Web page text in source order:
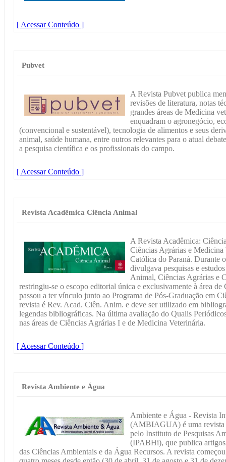
[ Acessar Conteúdo ]
Pubvet
A Revista Pubvet publica
revisões de literatura, notas
grandes áreas de Medicina
enquadram o agronegócio,
(convencional e sustentável), tecnologia de alimentos e seus
animal, saúde humana, entre outros relevantes para o atual
a pesquisa científica e os profissionais do campo.
[ Acessar Conteúdo ]
Revista Acadêmica Ciência Animal
A Revista Acadêmica:
Ciências Agrárias e
Católica do Paraná. Durante
divulgava pesquisas e
Animal, Ciências Agrárias e
restringiu-se o escopo editorial única e exclusivamente à área
passou a ter vínculo junto ao Programa de Pós-Graduação em
revista é Rev. Acad. Ciên. Anim. e deve ser utilizado em
legendas bibliográficas. Na última avaliação do Qualis
nas áreas de Ciências Agrárias I e de Medicina Veterinária.
[ Acessar Conteúdo ]
Revista Ambiente e Água
Ambiente e Água - Revista
(AMBIAGUA) é uma revista
pelo Instituto de Pesquisas
(IPABHi), que publica
das Ciências Ambientais e da Água Recursos. A revista